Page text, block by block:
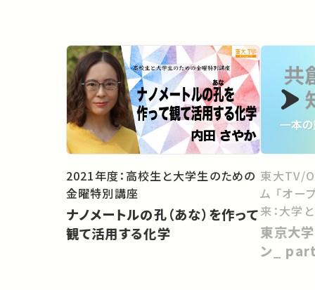
2021年度：高校生と大学生のための
金曜特別講座
ナノメートルの孔（あな）を作って
観て活用する化学
東大TV/
ム 「オー
来：大学
向けて」
東京大
ン_